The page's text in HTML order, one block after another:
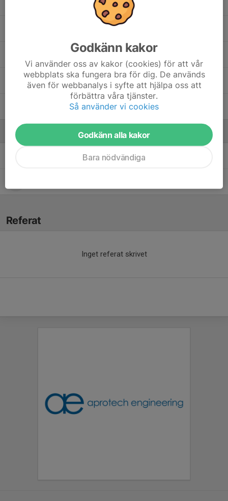
Steffi D.
Ledare
Björn Boreson FoxleyAssisterande tränare
Referat
Inget referat skrivet
Godkänn kakor
Vi använder oss av kakor (cookies) för att vår
webbplats ska fungera bra för dig. De används
även för webbanalys i syfte att hjälpa oss att
förbättra våra tjänster.
Så använder vi cookies
Godkänn alla kakor
Bara nödvändiga